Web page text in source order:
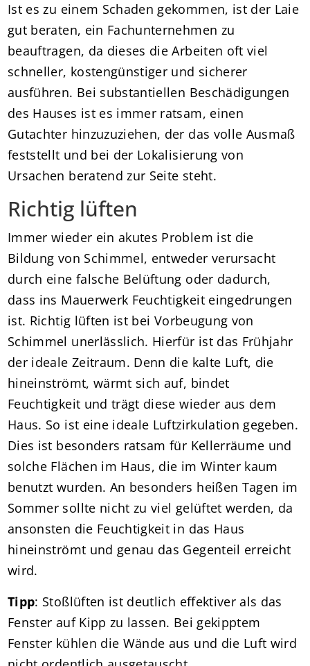
Ist es zu einem Schaden gekommen, ist der Laie
gut beraten, ein Fachunternehmen zu
beauftragen, da dieses die Arbeiten oft viel
schneller, kostengünstiger und sicherer
ausführen. Bei substantiellen Beschädigungen
des Hauses ist es immer ratsam, einen
Gutachter hinzuzuziehen, der das volle Ausmaß
feststellt und bei der Lokalisierung von
Ursachen beratend zur Seite steht.
Richtig lüften
Immer wieder ein akutes Problem ist die
Bildung von Schimmel, entweder verursacht
durch eine falsche Belüftung oder dadurch,
dass ins Mauerwerk Feuchtigkeit eingedrungen
ist. Richtig lüften ist bei Vorbeugung von
Schimmel unerlässlich. Hierfür ist das Frühjahr
der ideale Zeitraum. Denn die kalte Luft, die
hineinströmt, wärmt sich auf, bindet
Feuchtigkeit und trägt diese wieder aus dem
Haus. So ist eine ideale Luftzirkulation gegeben.
Dies ist besonders ratsam für Kellerräume und
solche Flächen im Haus, die im Winter kaum
benutzt wurden. An besonders heißen Tagen im
Sommer sollte nicht zu viel gelüftet werden, da
ansonsten die Feuchtigkeit in das Haus
hineinströmt und genau das Gegenteil erreicht
wird.
Tipp: Stoßlüften ist deutlich effektiver als das
Fenster auf Kipp zu lassen. Bei gekipptem
Fenster kühlen die Wände aus und die Luft wird